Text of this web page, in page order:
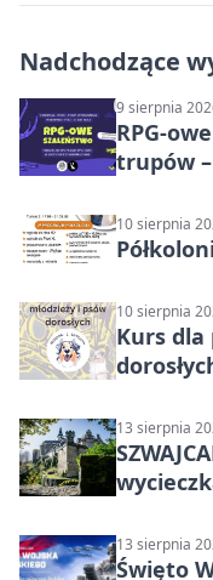
Nadchodzące
9 sierpnia
RPG-
trupów –
10 sierpnia
10 sierpnia
Kurs dla
13 sierpnia
13 sierpnia
Święto